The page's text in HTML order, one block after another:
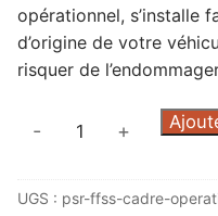
opérationnel, s’installe
d’origine de votre
risquer de
quantité
soleil
- +
UGS : psr-ffss-cadre-